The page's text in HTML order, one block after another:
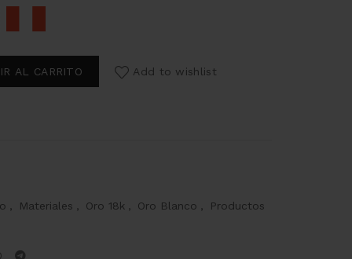
AL CARRITO Add to wishlist
Materiales Oro 18k Oro Blanco
Productos